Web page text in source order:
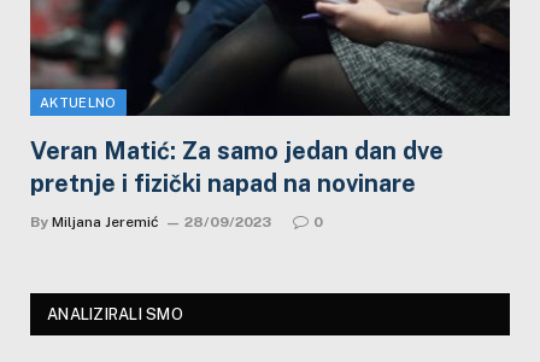
AKTUELNO
Veran Matić: Za samo jedan dan dve
pretnje i fizički napad na novinare
By Miljana Jeremić 28/09/2023 0
ANALIZIRALI SMO